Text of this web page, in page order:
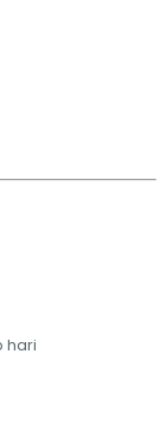
hari